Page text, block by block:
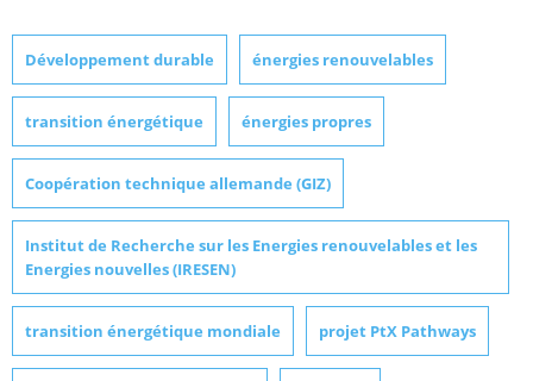
Développement durable énergies renouvelables
transition énergétique énergies propres
Coopération technique allemande (GIZ)
Institut de Recherche sur les Energies renouvelables et les
Energies nouvelles (IRESEN)
transition énergétique mondiale projet PtX Pathways